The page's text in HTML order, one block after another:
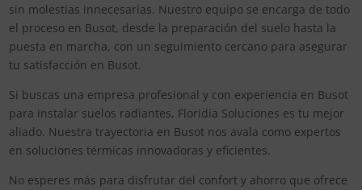
sin molestias innecesarias. Nuestro equipo se encarga de todo
el proceso en Busot, desde la preparación del suelo hasta la
puesta en marcha, con un seguimiento cercano para asegurar
tu satisfacción en Busot.
Si buscas una empresa profesional y con experiencia en Busot
para instalar suelos radiantes, Floridia Soluciones es tu mejor
aliado. Nuestra trayectoria en Busot nos avala como expertos
en soluciones térmicas innovadoras y eficientes.
No esperes más para disfrutar del confort y ahorro que ofrece